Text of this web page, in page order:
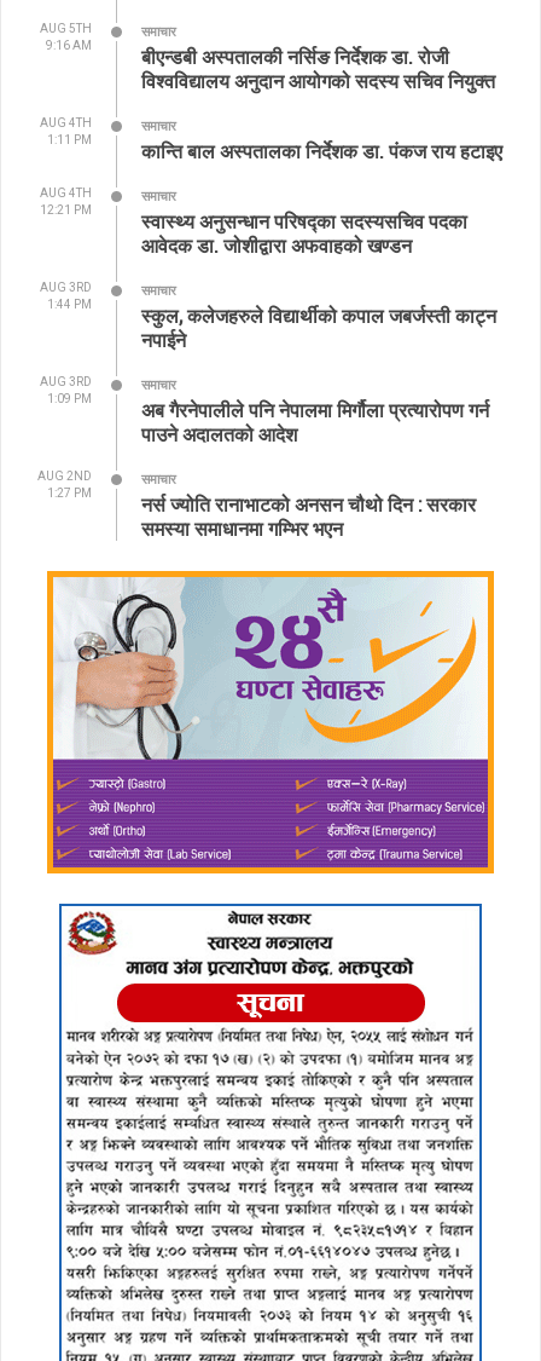
AUG 5TH
9:16 AM
समाचार
बीएन्डबी अस्पतालकी नर्सिङ निर्देशक डा. रोजी
विश्वविद्यालय अनुदान आयोगको सदस्य सचिव नियुक्त
AUG 4TH
1:11 PM
समाचार
कान्ति बाल अस्पतालका निर्देशक डा. पंकज राय हटाइए
AUG 4TH
12:21 PM
समाचार
स्वास्थ्य अनुसन्धान परिषद्का सदस्यसचिव पदका
आवेदक डा. जोशीद्वारा अफवाहको खण्डन
AUG 3RD
1:44 PM
समाचार
स्कुल, कलेजहरुले विद्यार्थीको कपाल जबर्जस्ती काट्न
नपाईने
AUG 3RD
1:09 PM
समाचार
अब गैरनेपालीले पनि नेपालमा मिर्गौला प्रत्यारोपण गर्न
पाउने अदालतको आदेश
AUG 2ND
1:27 PM
समाचार
नर्स ज्योति रानाभाटको अनसन चौथो दिन : सरकार
समस्या समाधानमा गम्भिर भएन